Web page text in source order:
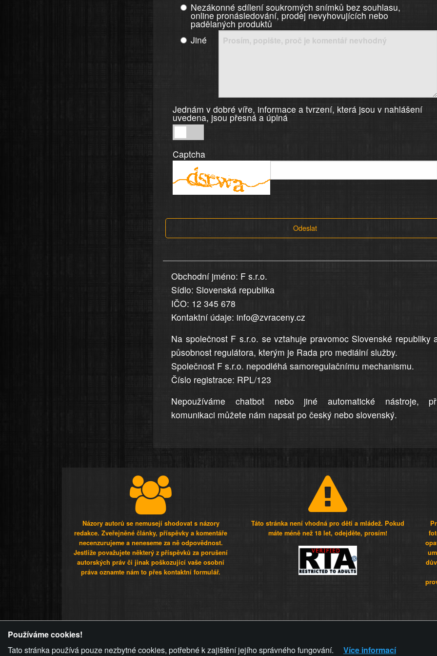
Nezákonné sdílení soukromých snímků bez souhlasu,
online pronásledování, prodej nevyhovujících nebo
padělaných produktů
Jiné
Jednám v dobré víře, informace a tvrzení, která jsou v nahlášení
uvedena, jsou přesná a úplná
v
dobré
informace
v
uvedena,
jsou
přesná
a
úplná
Captcha
Odeslat
Obchodní jméno: F s.r.o.
Sídlo: Slovenská republika
IČO: 12 345 678
Kontaktní údaje: info@zvraceny.cz
Na společnost F s.r.o. se vztahuje pravomoc Slovenské republiky
působnost regulátora, kterým je Rada pro mediální služby.
Společnost F s.r.o. nepodléhá samoregulačnímu mechanismu.
Číslo registrace: RPL/123
Nepoužíváme chatbot nebo jiné automatické nástroje,
komunikaci můžete nám napsat po český nebo slovenský.
Názory autorů se nemusejí shodovat s názory
redakce. Zveřejněné články, příspěvky a komentáře
necenzurujeme a neneseme za ně odpovědnost.
Jestliže považujete některý z příspěvků za porušení
autorských práv či jinak poškozující vaše osobní
práva oznamte nám to přes kontaktní formulář.
Táto stránka není vhodná pro děti a mládež. Pokud
máte méně než 18 let, odejděte, prosím!
Používáme cookies!
Tato stránka používá pouze nezbytné cookies, potřebné k zajištění jejího správného fungování.
Více informací